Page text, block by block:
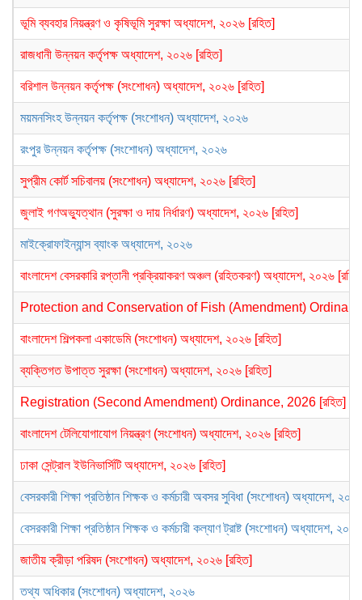
ভূমি ব্যবহার নিয়ন্ত্রণ ও কৃষিভূমি সুরক্ষা অধ্যাদেশ, ২০২৬ [রহিত]
রাজধানী উন্নয়ন কর্তৃপক্ষ অধ্যাদেশ, ২০২৬ [রহিত]
বরিশাল উন্নয়ন কর্তৃপক্ষ (সংশোধন) অধ্যাদেশ, ২০২৬ [রহিত]
ময়মনসিংহ উন্নয়ন কর্তৃপক্ষ (সংশোধন) অধ্যাদেশ, ২০২৬
রংপুর উন্নয়ন কর্তৃপক্ষ (সংশোধন) অধ্যাদেশ, ২০২৬
সুপ্রীম কোর্ট সচিবালয় (সংশোধন) অধ্যাদেশ, ২০২৬ [রহিত]
জুলাই গণঅভ্যুত্থান (সুরক্ষা ও দায় নির্ধারণ) অধ্যাদেশ, ২০২৬ [রহিত]
মাইক্রোফাইন্যান্স ব্যাংক অধ্যাদেশ, ২০২৬
বাংলাদেশ বেসরকারি রপ্তানী প্রক্রিয়াকরণ অঞ্চল (রহিতকরণ) অধ্যাদেশ, ২০২৬
Protection and Conservation of Fish (Amendment)
বাংলাদেশ শিল্পকলা একাডেমি (সংশোধন) অধ্যাদেশ, ২০২৬ [রহিত]
ব্যক্তিগত উপাত্ত সুরক্ষা (সংশোধন) অধ্যাদেশ, ২০২৬ [রহিত]
Registration (Second Amendment) Ordinance, 2026 [রহিত]
বাংলাদেশ টেলিযোগাযোগ নিয়ন্ত্রণ (সংশোধন) অধ্যাদেশ, ২০২৬ [রহিত]
ঢাকা সেন্ট্রাল ইউনিভার্সিটি অধ্যাদেশ, ২০২৬ [রহিত]
বেসরকারী শিক্ষা প্রতিষ্ঠান শিক্ষক ও কর্মচারী অবসর সুবিধা (সংশোধন) অধ্যাদেশ,
বেসরকারী শিক্ষা প্রতিষ্ঠান শিক্ষক ও কর্মচারী কল্যাণ ট্রাষ্ট (সংশোধন) অধ্যাদেশ, ২০২৬
জাতীয় ক্রীড়া পরিষদ (সংশোধন) অধ্যাদেশ, ২০২৬ [রহিত]
তথ্য অধিকার (সংশোধন) অধ্যাদেশ, ২০২৬